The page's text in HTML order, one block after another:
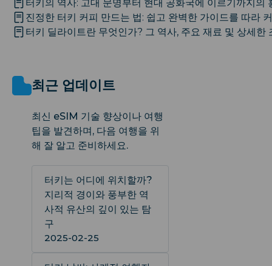
터키의 역사: 고대 문명부터 현대 공화국에 이르기까지의
진정한 터키 커피 만드는 법: 쉽고 완벽한 가이드를 따라
터키 딜라이트란 무엇인가? 그 역사, 주요 재료 및 상세한
최근 업데이트
최신 eSIM 기술 향상이나 여행
팁을 발견하며, 다음 여행을 위
해 잘 알고 준비하세요.
터키는 어디에 위치할까?
지리적 경이와 풍부한 역
사적 유산의 깊이 있는 탐
구
2025-02-25